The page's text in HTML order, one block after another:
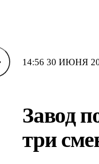
14:56 30 ИЮНЯ
Завод
три